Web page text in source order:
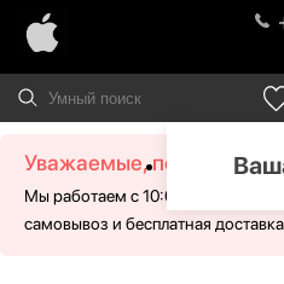
Уважаемые, посетители!
Мы работаем с 10:00 - 21:00 без
самовывоз и бесплатная